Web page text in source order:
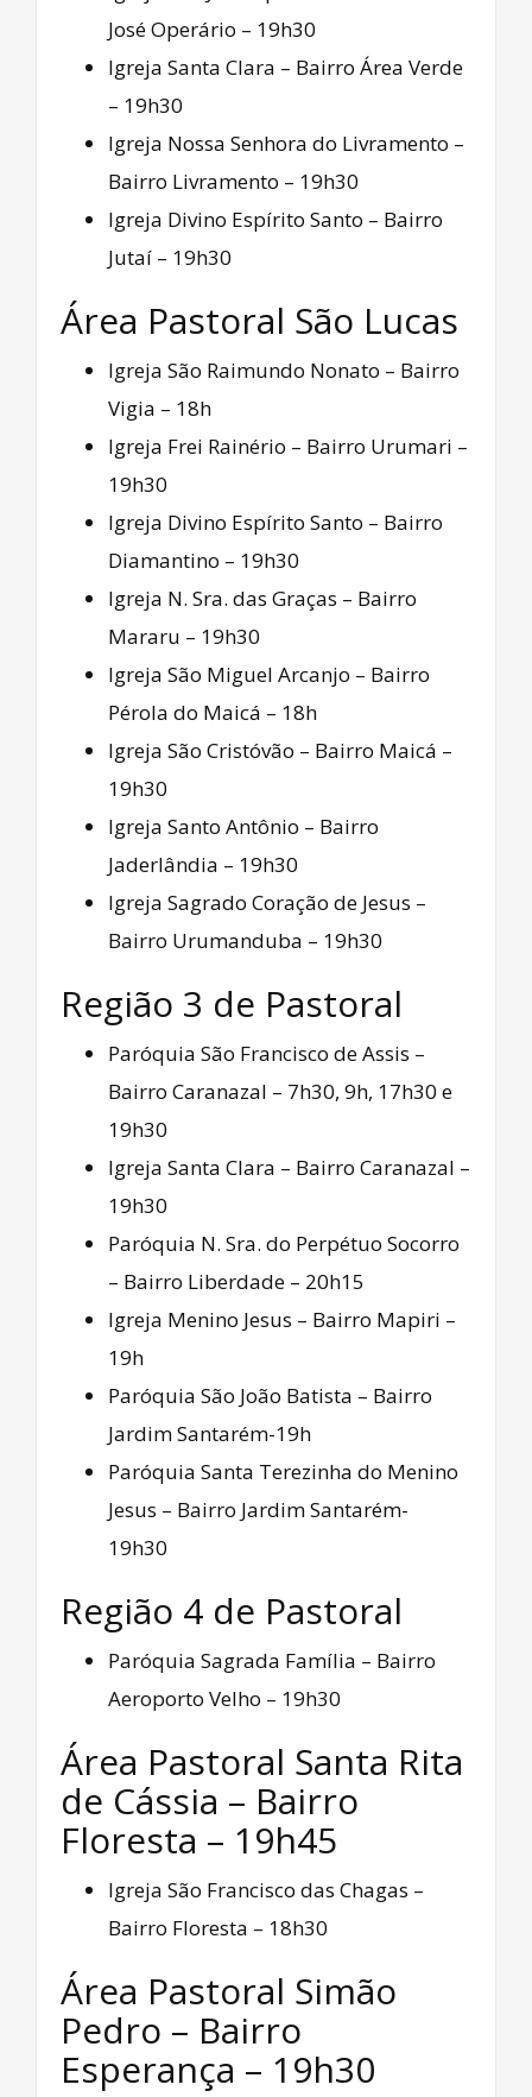
José Operário – 19h30
Igreja Santa Clara – Bairro Área Verde
– 19h30
Igreja Nossa Senhora do Livramento –
Bairro Livramento – 19h30
Igreja Divino Espírito Santo – Bairro
Jutaí – 19h30
Área Pastoral São Lucas
Igreja São Raimundo Nonato – Bairro
Vigia – 18h
Igreja Frei Rainério – Bairro Urumari –
19h30
Igreja Divino Espírito Santo – Bairro
Diamantino – 19h30
Igreja N. Sra. das Graças – Bairro
Mararu – 19h30
Igreja São Miguel Arcanjo – Bairro
Pérola do Maicá – 18h
Igreja São Cristóvão – Bairro Maicá –
19h30
Igreja Santo Antônio – Bairro
Jaderlândia – 19h30
Igreja Sagrado Coração de Jesus –
Bairro Urumanduba – 19h30
Região 3 de Pastoral
Paróquia São Francisco de Assis –
Bairro Caranazal – 7h30, 9h, 17h30 e
19h30
Igreja Santa Clara – Bairro Caranazal –
19h30
Paróquia N. Sra. do Perpétuo Socorro
– Bairro Liberdade – 20h15
Igreja Menino Jesus – Bairro Mapiri –
19h
Paróquia São João Batista – Bairro
Jardim Santarém-19h
Paróquia Santa Terezinha do Menino
Jesus – Bairro Jardim Santarém-
19h30
Região 4 de Pastoral
Paróquia Sagrada Família – Bairro
Aeroporto Velho – 19h30
Área Pastoral Santa Rita
de Cássia – Bairro
Floresta – 19h45
Igreja São Francisco das Chagas –
Bairro Floresta – 18h30
Área Pastoral Simão
Pedro – Bairro
Esperança – 19h30